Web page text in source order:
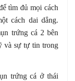
tìm đủ mọi cách
cách dai dẳng.
trứng cá 2 bên
và sự tự tin trong
trứng cá ở thái